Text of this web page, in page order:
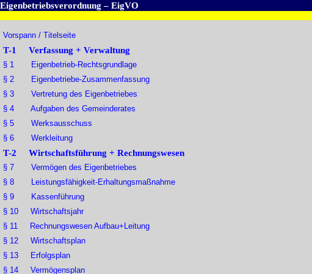
Eigenbetriebsverordnung – EigVO
Vorspann / Titelseite
T-1 Verfassung + Verwaltung
§ 1 Eigenbetrieb-Rechtsgrundlage
§ 2 Eigenbetriebe-Zusammenfassung
§ 3 Vertretung des Eigenbetriebes
§ 4 Aufgaben des Gemeinderates
§ 5 Werksausschuss
§ 6 Werkleitung
T-2 Wirtschaftsführung + Rechnungswesen
§ 7 Vermögen des Eigenbetriebes
§ 8 Leistungsfähigkeit-Erhaltungsmaßnahme
§ 9 Kassenführung
§ 10 Wirtschaftsjahr
§ 11 Rechnungswesen Aufbau+Leitung
§ 12 Wirtschaftsplan
§ 13 Erfolgsplan
§ 14 Vermögensplan